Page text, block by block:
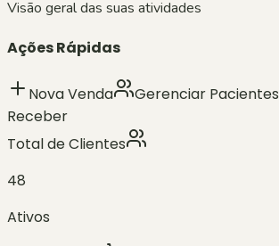
Visão geral das suas atividades
Ações Rápidas
Nova Venda Gerenciar Pacientes
Receber
Total de Clientes
48
Ativos